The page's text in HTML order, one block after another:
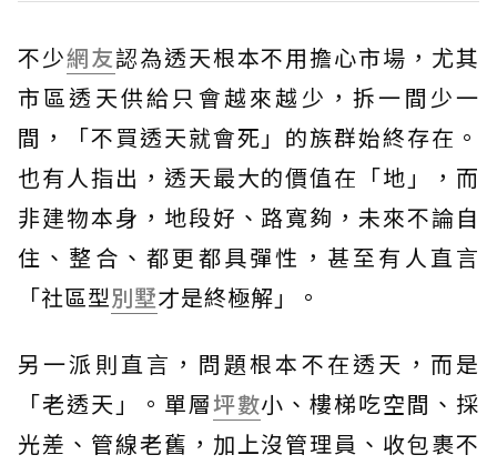
不少網友認為透天根本不用擔心市場，尤其
市區透天供給只會越來越少，拆一間少一
間，「不買透天就會死」的族群始終存在。
也有人指出，透天最大的價值在「地」，而
非建物本身，地段好、路寬夠，未來不論自
住、整合、都更都具彈性，甚至有人直言
「社區型別墅才是終極解」。
另一派則直言，問題根本不在透天，而是
「老透天」。單層坪數小、樓梯吃空間、採
光差、管線老舊，加上沒管理員、收包裹不